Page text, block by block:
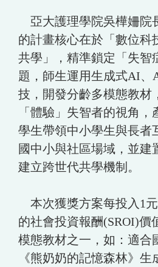
亞大護理學院吳樺姍院
的計畫核心在於「數位科
共學」，精準鎖定「失智
題，師生運用生成式AI、
技，開發分齡多模態教材
「體驗」失智者的視角
學生帶領中小學生與長者
國中小與社區場域，並建
建立跨世代共學機制。
本次獲獎方案每投入1
的社會投資報酬(SROI)價
模態教材之一，如：適合
《熊奶奶的記憶森林》